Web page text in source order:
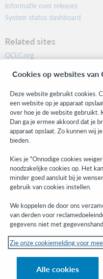
Informatie over releases
System status dashboard
Related sites
OCLC.org
Community
Research
WebJunction
Developer Network
Stay in the know.
Get the latest product updates,
right to your inbox.
Subscribe now
© 2023 OCLC
Inc. en buitenlandse filialen
Cookies op websites van
Deze website gebruikt cookies.
een website op je apparaat
over hoe je de website gebruikt.
Dan ga je ermee akkoord dat je
apparaat opslaat. Zo kunnen wij
bieden.
Kies je "Onnodige cookies
noodzakelijke cookies op. Het
minder goed aansluit bij je
gebruik van cookies instellen.
We koppelen de door ons
van derden voor
gegevens niet met
Zie onze cookiemelding voor
Alle cookies